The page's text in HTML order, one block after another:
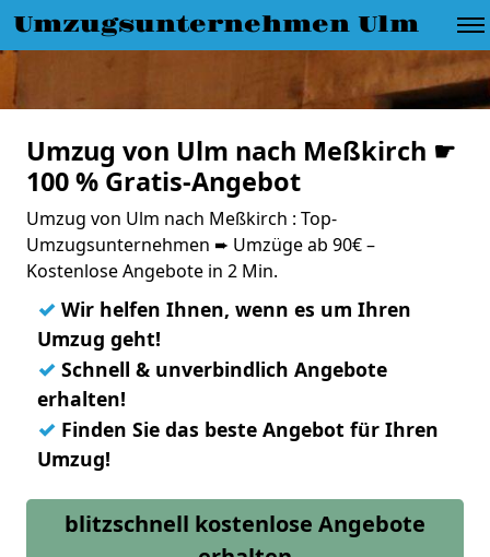
Umzugsunternehmen Ulm
Umzug von Ulm nach Meßkirch ☛
100 % Gratis-Angebot
Umzug von Ulm nach Meßkirch : Top-
Umzugsunternehmen ➨ Umzüge ab 90€ –
Kostenlose Angebote in 2 Min.
✓ Wir helfen Ihnen, wenn es um Ihren
Umzug geht!
✓ Schnell & unverbindlich Angebote
erhalten!
✓ Finden Sie das beste Angebot für Ihren
Umzug!
blitzschnell kostenlose Angebote